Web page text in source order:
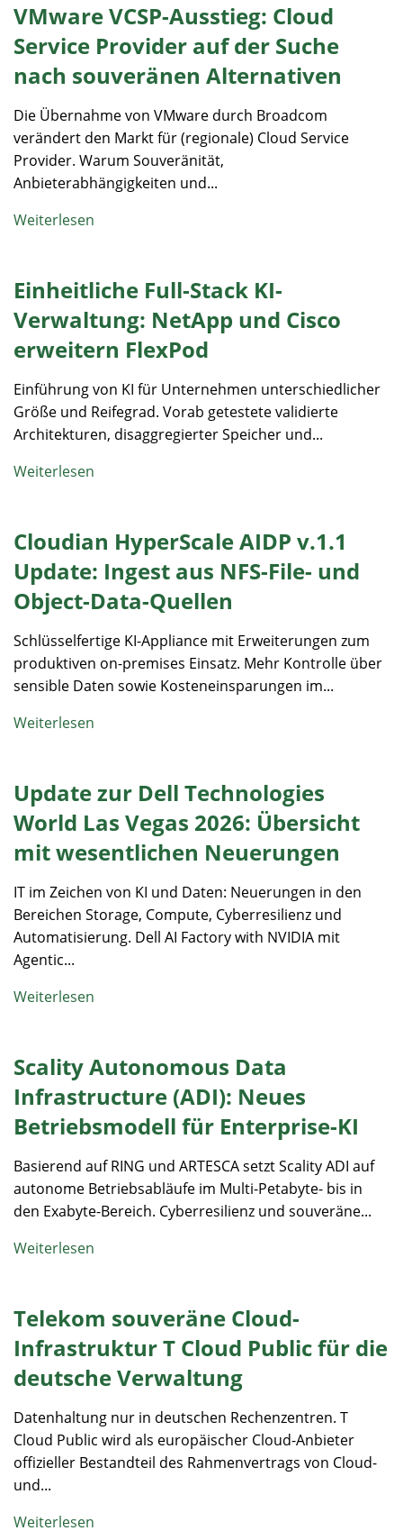
VMware VCSP-Ausstieg: Cloud
Service Provider auf der Suche
nach souveränen Alternativen
Die Übernahme von VMware durch Broadcom
verändert den Markt für (regionale) Cloud Service
Provider. Warum Souveränität,
Anbieterabhängigkeiten und...
Weiterlesen
Einheitliche Full-Stack KI-
Verwaltung: NetApp und Cisco
erweitern FlexPod
Einführung von KI für Unternehmen unterschiedlicher
Größe und Reifegrad. Vorab getestete validierte
Architekturen, disaggregierter Speicher und...
Weiterlesen
Cloudian HyperScale AIDP v.1.1
Update: Ingest aus NFS-File- und
Object-Data-Quellen
Schlüsselfertige KI-Appliance mit Erweiterungen zum
produktiven on-premises Einsatz. Mehr Kontrolle über
sensible Daten sowie Kosteneinsparungen im...
Weiterlesen
Update zur Dell Technologies
World Las Vegas 2026: Übersicht
mit wesentlichen Neuerungen
IT im Zeichen von KI und Daten: Neuerungen in den
Bereichen Storage, Compute, Cyberresilienz und
Automatisierung. Dell AI Factory with NVIDIA mit
Agentic...
Weiterlesen
Scality Autonomous Data
Infrastructure (ADI): Neues
Betriebsmodell für Enterprise-KI
Basierend auf RING und ARTESCA setzt Scality ADI auf
autonome Betriebsabläufe im Multi-Petabyte- bis in
den Exabyte-Bereich. Cyberresilienz und souveräne...
Weiterlesen
Telekom souveräne Cloud-
Infrastruktur T Cloud Public für die
deutsche Verwaltung
Datenhaltung nur in deutschen Rechenzentren. T
Cloud Public wird als europäischer Cloud-Anbieter
offizieller Bestandteil des Rahmenvertrags von Cloud-
und...
Weiterlesen